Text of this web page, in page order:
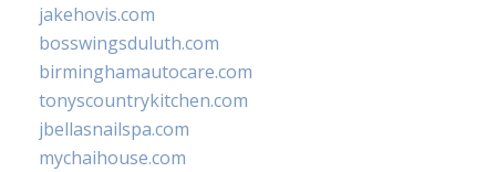
jakehovis.com
bosswingsduluth.com
birminghamautocare.com
tonyscountrykitchen.com
jbellasnailspa.com
mychaihouse.com